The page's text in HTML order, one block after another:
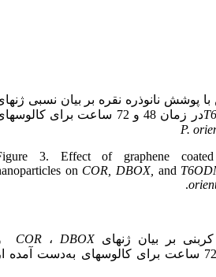
در زمان 48 و 72 ساعت برای
P.
3. Effect of graphene
on COR, DBOX, and
COR ، DBOX
در زمان 48 و 72 ساعت برای کالوس­های به‌دست آمده